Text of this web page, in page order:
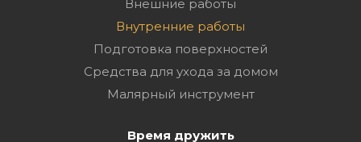
Внешние работы
Внутренние работы
Подготовка поверхностей
Средства для ухода за домом
Малярный инструмент
Время дружить